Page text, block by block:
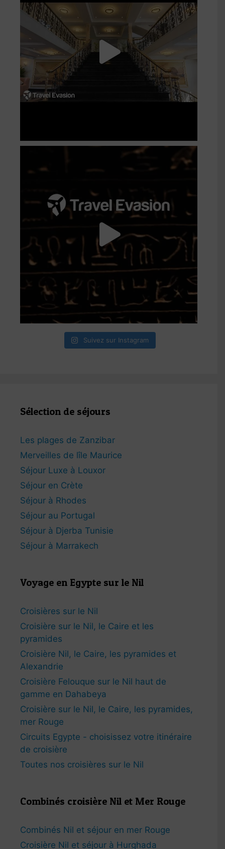
Suivez sur Instagram
Sélection de séjours
Les plages de Zanzibar
Merveilles de lîle Maurice
Séjour Luxe à Louxor
Séjour en Crète
Séjour à Rhodes
Séjour au Portugal
Séjour à Djerba Tunisie
Séjour à Marrakech
Voyage en Egypte sur le Nil
Croisières sur le Nil
Croisière sur le Nil, le Caire et les
pyramides
Croisière Nil, le Caire, les pyramides et
Alexandrie
Croisière Felouque sur le Nil haut de
gamme en Dahabeya
Croisière sur le Nil, le Caire, les pyramides,
mer Rouge
Circuits Egypte - choisissez votre itinéraire
de croisière
Toutes nos croisières sur le Nil
Combinés croisière Nil et Mer Rouge
Combinés Nil et séjour en mer Rouge
Croisière Nil et séjour à Hurghada